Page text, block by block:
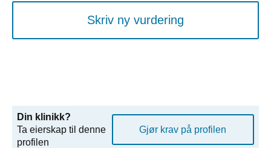
Skriv ny vurdering
Din klinikk?
Ta eierskap til denne
profilen
Gjør krav på profilen